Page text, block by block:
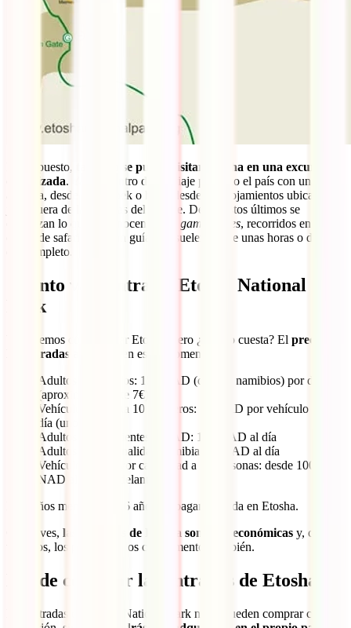
Por supuesto,
también se puede visitar Etosha en una excursión
organizada. Ya sea dentro de un viaje por todo el país con una
agencia, desde Windhoek o hasta desde los alojamientos ubicados
justo fuera de las puertas del parque. Desde estos últimos se
organizan lo que se conocen como game drives, recorridos en un
coche de safari y con un guía que suelen ser de unas horas o de un
día completo.
Cuánto vale entrar a Etosha National
Park
Ya sabemos cómo visitar Etosha, pero ¿cuánto cuesta? El precio de
las entradas a Etosha
en estos momentos es:
Adultos extranjeros: 150 NAD (dólares namibios) por día
(aproximadamente 7€)
Vehículos de hasta 10 pasajeros: 50 NAD por vehículo por
día (unos 2,40€)
Adultos pertenecientes al SAD: 100 NAD al día
Adultos de nacionalidad namibia: 50 NAD al día
Vehículos de mayor capacidad a 10 personas: desde 100
NAD al día en adelante
Los niños menores de 16 años no pagan entrada en Etosha.
Como ves, las entradas de Etosha son muy económicas y, como
veremos, los precios de los campamentos también.
Dónde comprar las entradas de Etosha
Las entradas de Etosha National Park no se pueden comprar con